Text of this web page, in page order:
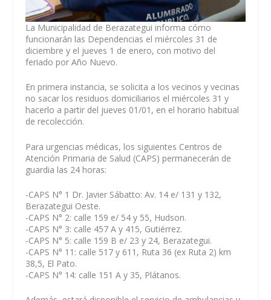
La Municipalidad de Berazategui informa cómo
funcionarán las Dependencias el miércoles 31 de
diciembre y el jueves 1 de enero, con motivo del
feriado por Año Nuevo.
En primera instancia, se solicita a los vecinos y vecinas
no sacar los residuos domiciliarios el miércoles 31 y
hacerlo a partir del jueves 01/01, en el horario habitual
de recolección.
Para urgencias médicas, los siguientes Centros de
Atención Primaria de Salud (CAPS) permanecerán de
guardia las 24 horas:
-CAPS N° 1 Dr. Javier Sábatto: Av. 14 e/ 131 y 132,
Berazategui Oeste.
-CAPS N° 2: calle 159 e/ 54 y 55, Hudson.
-CAPS N° 3: calle 457 A y 415, Gutiérrez.
-CAPS N° 5: calle 159 B e/ 23 y 24, Berazategui.
-CAPS N° 11: calle 517 y 611, Ruta 36 (ex Ruta 2) km
38,5, El Pato.
-CAPS N° 14: calle 151 A y 35, Plátanos.